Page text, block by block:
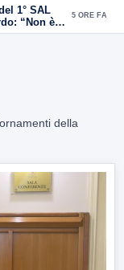
1° SAL
“Non è
5 ORE FA
della